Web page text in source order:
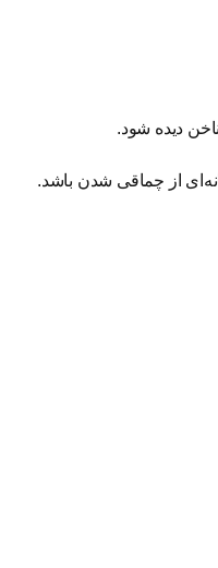
دیده شود.
از چماقی شدن باشد.